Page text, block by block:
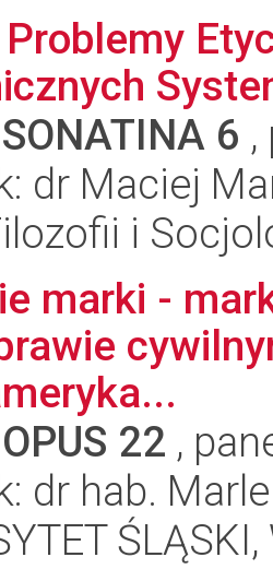
SONATINA 6
dr Maciej
i
marki -
OPUS 22 ,
dr hab.